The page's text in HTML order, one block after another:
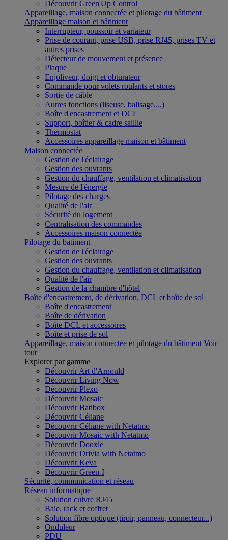
Découvrir Green'Up Control
Appareillage, maison connectée et pilotage du bâtiment
Appareillage maison et bâtiment
Interrupteur, poussoir et variateur
Prise de courant, prise USB, prise RJ45, prises TV et
autres prises
Détecteur de mouvement et présence
Plaque
Enjoliveur, doigt et obturateur
Commande pour volets roulants et stores
Sortie de câble
Autres fonctions (liseuse, balisage,...)
Boîte d'encastrement et DCL
Support, boîtier & cadre saillie
Thermostat
Accessoires appareillage maison et bâtiment
Maison connectée
Gestion de l'éclairage
Gestion des ouvrants
Gestion du chauffage, ventilation et climatisation
Mesure de l'énergie
Pilotage des charges
Qualité de l'air
Sécurité du logement
Centralisation des commandes
Accessoires maison connectée
Pilotage du batiment
Gestion de l'éclairage
Gestion des ouvrants
Gestion du chauffage, ventilation et climatisation
Qualité de l'air
Gestion de la chambre d'hôtel
Boîte d'encastrement, de dérivation, DCL et boîte de sol
Boîte d'encastrement
Boîte de dérivation
Boîte DCL et accessoires
Boîte et prise de sol
Appareillage, maison connectée et pilotage du bâtiment Voir
tout
Explorer par gamme
Découvrir Art d'Arnould
Découvrir Living Now
Découvrir Plexo
Découvrir Mosaic
Découvrir Batibox
Découvrir Céliane
Découvrir Céliane with Netatmo
Découvrir Mosaic with Netatmo
Découvrir Dooxie
Découvrir Drivia with Netatmo
Découvrir Keva
Découvrir Green-I
Sécurité, communication et réseau
Réseau informatique
Solution cuivre RJ45
Baie, rack et coffret
Solution fibre optique (tiroir, panneau, connecteur...)
Onduleur
PDU